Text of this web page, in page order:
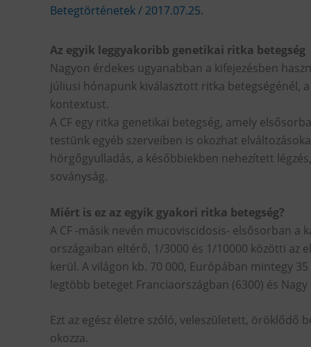
Betegtörténetek/ 2017.07.25.
Az egyik leggyakoribb genetikai ritka betegség
Nagyon érdekes ugyanabban a kifejezésben
júliusi hónapunk kiválasztott ritka betegségénél,
kontextust.
A CF egy ritka genetikai betegség, amely
testünk egyéb szerveiben is okozhat
hörgőgyulladás, a későbbiekben nehezített
soványság.
Miért is ez az egyik gyakori ritka betegség?
A CF -másik nevén mucoviscidosis- elsősorban a
országaiban eltérő, 1/3000 és 1/10000 közötti az
kerül. A világon kb. 70 000, Európában mintegy
legtöbb beteget Franciaországban (6300) és
Ezt az egész életre szóló, veleszületett, öröklődő
okozza.